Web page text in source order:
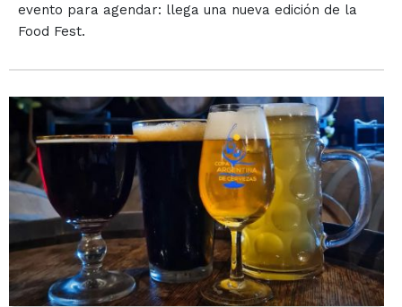
evento para agendar: llega una nueva edición de la
Food Fest.